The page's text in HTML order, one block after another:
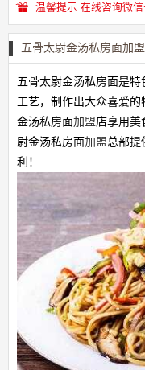
温馨提示:在线咨询微信
五骨太尉金汤私房面加
五骨太尉金汤私房面是
工艺，制作出大众喜爱
金汤私房面加盟店享用美
尉金汤私房面加盟总部提
利！